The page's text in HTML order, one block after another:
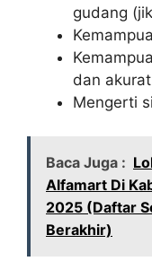
gudang
dan akurat
Mengerti
Baca Juga :
Alfamart Di
2025 (Daftar
Berakhir)